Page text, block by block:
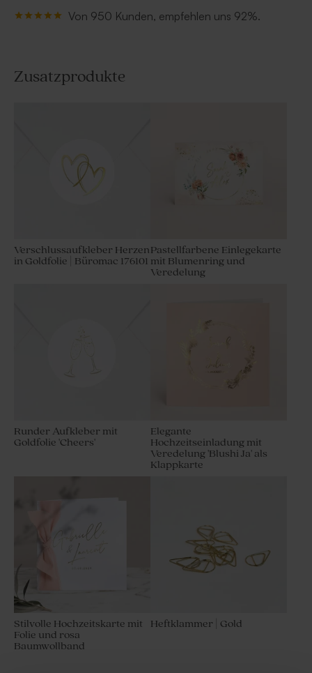
Von 950 Kunden, empfehlen uns 92%.
Zusatzprodukte
Verschlussaufkleber Herzen
in Goldfolie | Büromac 176101
Pastellfarbene Einlegekarte
mit Blumenring und
Veredelung
Runder Aufkleber mit
Goldfolie 'Cheers'
Elegante
Hochzeitseinladung mit
Veredelung 'Blushi Ja' als
Klappkarte
Stilvolle Hochzeitskarte mit
Folie und rosa
Baumwollband
Heftklammer | Gold